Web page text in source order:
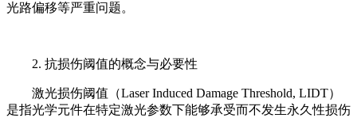
光路偏移等严重问题。
2. 抗损伤阈值的概念与必要性
激光损伤阈值（Laser Induced Damage Threshold, LIDT）
是指光学元件在特定激光参数下能够承受而不发生永久性损伤